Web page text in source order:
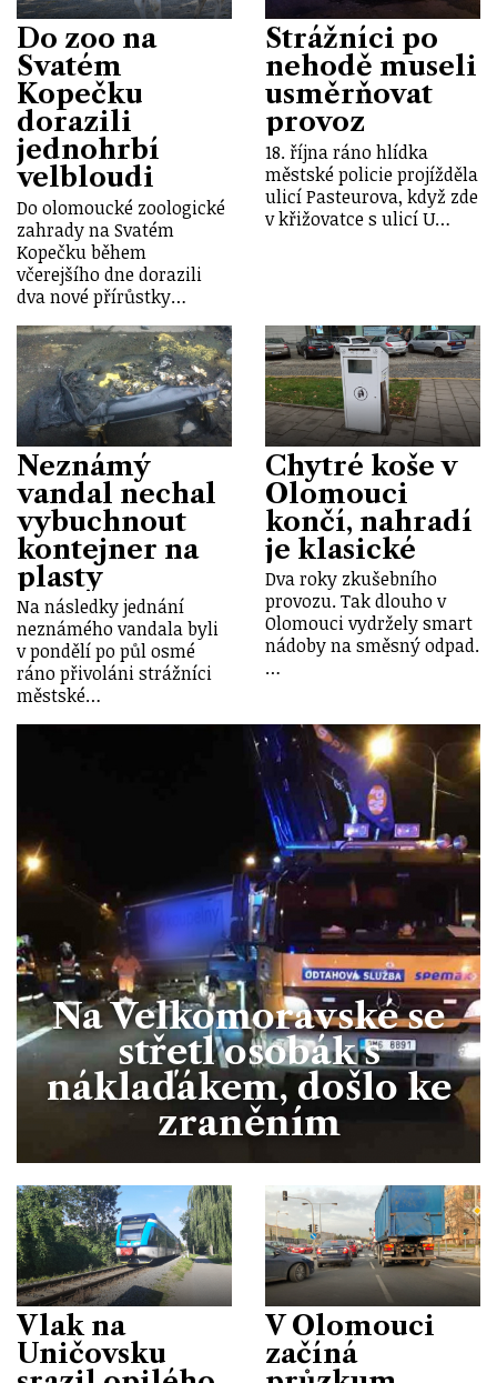
Do zoo na
Svatém
Kopečku
dorazili
jednohrbí
velbloudi
Do olomoucké zoologické
zahrady na Svatém
Kopečku během
včerejšího dne dorazili
dva nové přírůstky…
Strážníci po
nehodě museli
usměrňovat
provoz
18. října ráno hlídka
městské policie projížděla
ulicí Pasteurova, když zde
v křižovatce s ulicí U…
Neznámý
vandal nechal
vybuchnout
kontejner na
plasty
Na následky jednání
neznámého vandala byli
v pondělí po půl osmé
ráno přivoláni strážníci
městské…
Chytré koše v
Olomouci
končí, nahradí
je klasické
Dva roky zkušebního
provozu. Tak dlouho v
Olomouci vydržely smart
nádoby na směsný odpad.
…
Na Velkomoravské se
střetl osobák s
náklaďákem, došlo ke
zraněním
Vlak na
Uničovsku
V Olomouci
začíná